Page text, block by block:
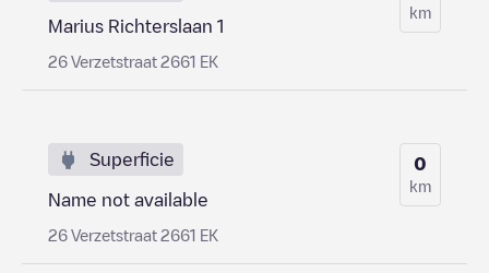
Marius Richterslaan 1
26 Verzetstraat 2661 EK
km
Superficie
Name not available
26 Verzetstraat 2661 EK
0
km